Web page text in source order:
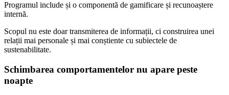
Programul include și o componentă de gamificare și recunoaștere
internă.
Scopul nu este doar transmiterea de informații, ci construirea unei
relații mai personale și mai conștiente cu subiectele de
sustenabilitate.
Schimbarea comportamentelor nu apare peste
noapte